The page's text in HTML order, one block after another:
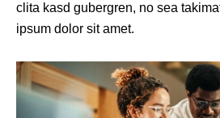
clita kasd gubergren, no sea
ipsum dolor sit amet.